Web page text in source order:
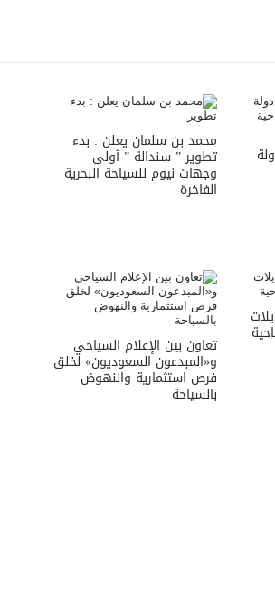
محمد بن سلمان يعلن : بدء
تطوير ” سندالة ” أولى
وجهات نيوم للسياحة البحرية
الفاخرة
تعاون بين الإعلام السياحي
و«المبدعون السعوديون» لخلق
فرص استثمارية والنهوض
بالسياحة